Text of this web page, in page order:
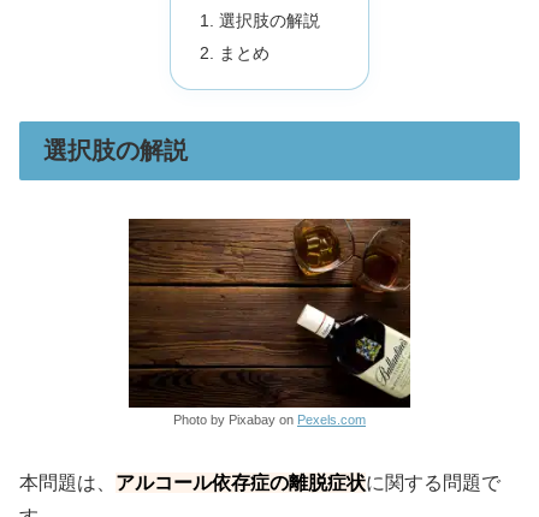
選択肢の解説
まとめ
選択肢の解説
Photo by Pixabay on Pexels.com
本問題は、 アルコール依存症の離脱症状に関する問題で